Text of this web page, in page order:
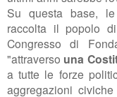
Su questa base,
raccolta il popolo
Congresso di
"attraverso una
a tutte le forze
aggregazioni